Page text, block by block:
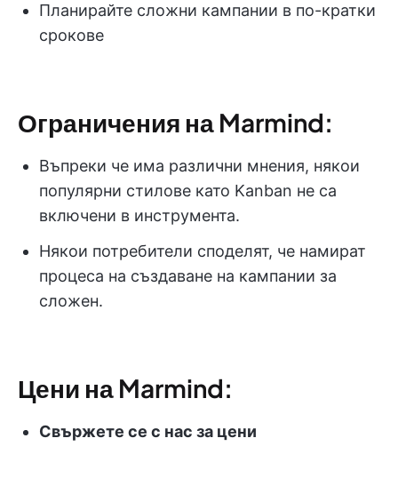
Планирайте сложни кампании в по-кратки
срокове
Ограничения на Marmind:
Въпреки че има различни мнения, някои
популярни стилове като Kanban не са
включени в инструмента.
Някои потребители споделят, че намират
процеса на създаване на кампании за
сложен.
Цени на Marmind:
Свържете се с нас за цени